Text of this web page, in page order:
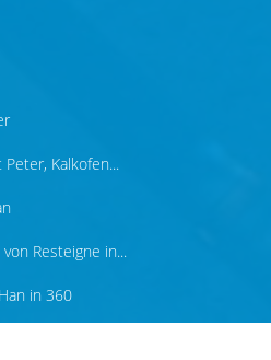
Kalkofen...
Resteigne in...
in 360